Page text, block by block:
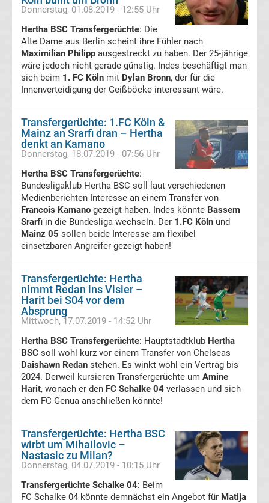
Transfergerüchte
RB
Leipzig
Rot-
Weiss
Essen
Transfergerüchte
SC
Freiburg
Transfergerüchte
SC
Paderborn
07
Schalke
04
Donnerstag, 01.08.2019 - 12:55 Uhr
Hertha BSC Transfergerüchte: Die
Alte Dame aus Berlin scheint ihre Fühler nach
Maximilian Philipp ausgestreckt zu haben. Der 25-jährige
wäre jedoch nicht gerade günstig. Indes beschäftigt man
sich beim 1. FC Köln mit Dylan Bronn, der für die
Innenverteidigung der Geißböcke interessant wäre.
Transfergerüchte: 1.FC Köln &
Mainz an Srarfi dran – Hertha
denkt an Kamano
Donnerstag, 18.07.2019 - 07:56 Uhr
Hertha BSC Transfergerüchte:
Bundesligaklub Hertha BSC soll laut verschiedenen
Medienberichten Interesse an einem Transfer von
Francois Kamano gezeigt haben. Indes könnte Bassem
Srarfi in die Bundesliga wechseln. Der 1.FC Köln und
Mainz 05 sollen beide Interesse am flexibel
einsetzbaren Angreifer gezeigt haben!
Transfergerüchte: Hertha
nimmt Redan ins Visier –
Harit bei S04 vor dem
Absprung
Mittwoch, 17.07.2019 - 14:52 Uhr
Hertha BSC Transfergerüchte: Hauptstadtklub Hertha
BSC soll wohl kurz vor einem Transfer von Chelseas
Daishawn Redan stehen. Es winkt wohl ein Vertrag bis
2024. Derweil kursieren Transfergerüchte um Amine
Harit, wonach er den FC Schalke 04 verlassen und sich
dem FC Genua anschließen könnte!
Transfergerüchte: Hertha BSC
wirbt um Mihailovic –
Nastasic zu Milan?
Donnerstag, 04.07.2019 - 10:15 Uhr
Transfergerüchte Schalke 04: Beim
FC Schalke 04 könnte demnächst ein Angebot für Matija